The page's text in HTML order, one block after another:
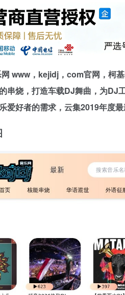
www，kejidj，com官网，柯
串烧，打造车载DJ舞曲，为DJ
爱好者的需求，云集2019年度